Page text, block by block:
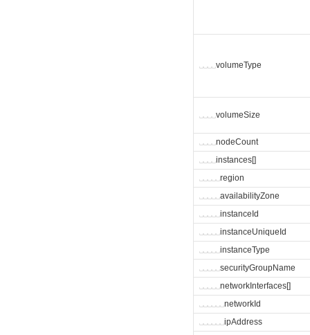
␣␣␣␣volumeType
␣␣␣␣volumeSize
␣␣␣␣nodeCount
␣␣␣␣instances[]
␣␣␣␣␣region
␣␣␣␣␣availabilityZone
␣␣␣␣␣instanceId
␣␣␣␣␣instanceUniqueId
␣␣␣␣␣instanceType
␣␣␣␣␣securityGroupName
␣␣␣␣␣networkInterfaces[]
␣␣␣␣␣␣networkId
␣␣␣␣␣␣ipAddress